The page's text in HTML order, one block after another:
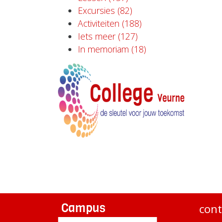
Excursies (82)
Activiteiten (188)
Iets meer (127)
In memoriam (18)